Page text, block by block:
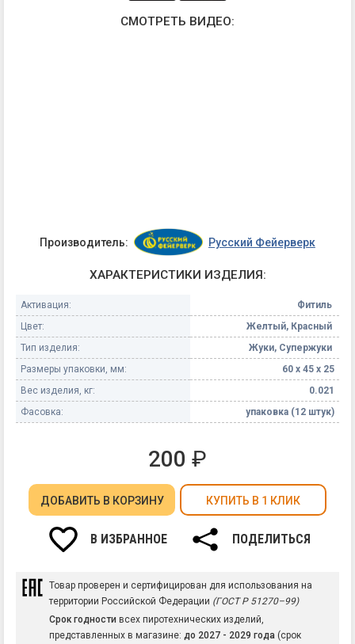
СМОТРЕТЬ ВИДЕО:
Производитель: Русский Фейерверк
ХАРАКТЕРИСТИКИ ИЗДЕЛИЯ:
Активация:
Фитиль
Цвет:
Желтый, Красный
Тип изделия:
Жуки, Супержуки
Размеры упаковки, мм:
60 х 45 х 25
Вес изделия, кг:
0.021
Фасовка:
упаковка (12 штук)
200 ₽
ДОБАВИТЬ В КОРЗИНУ КУПИТЬ В 1 КЛИК
В ИЗБРАННОЕ ПОДЕЛИТЬСЯ
Товар проверен и сертифицирован для использования на
территории Российской Федерации (ГОСТ Р 51270–99)
Срок годности всех пиротехнических изделий,
представленных в магазине: до 2027 - 2029 года (срок